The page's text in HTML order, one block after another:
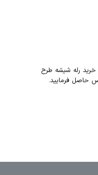
خرید رله شیشه طرح